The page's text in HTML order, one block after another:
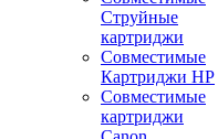
Струйные
картриджи
Совместимые
Картриджи HP
Совместимые
картриджи